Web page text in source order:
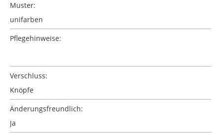
Muster:
unifarben
Pflegehinweise:
Verschluss:
Knöpfe
Änderungsfreundlich:
Ja